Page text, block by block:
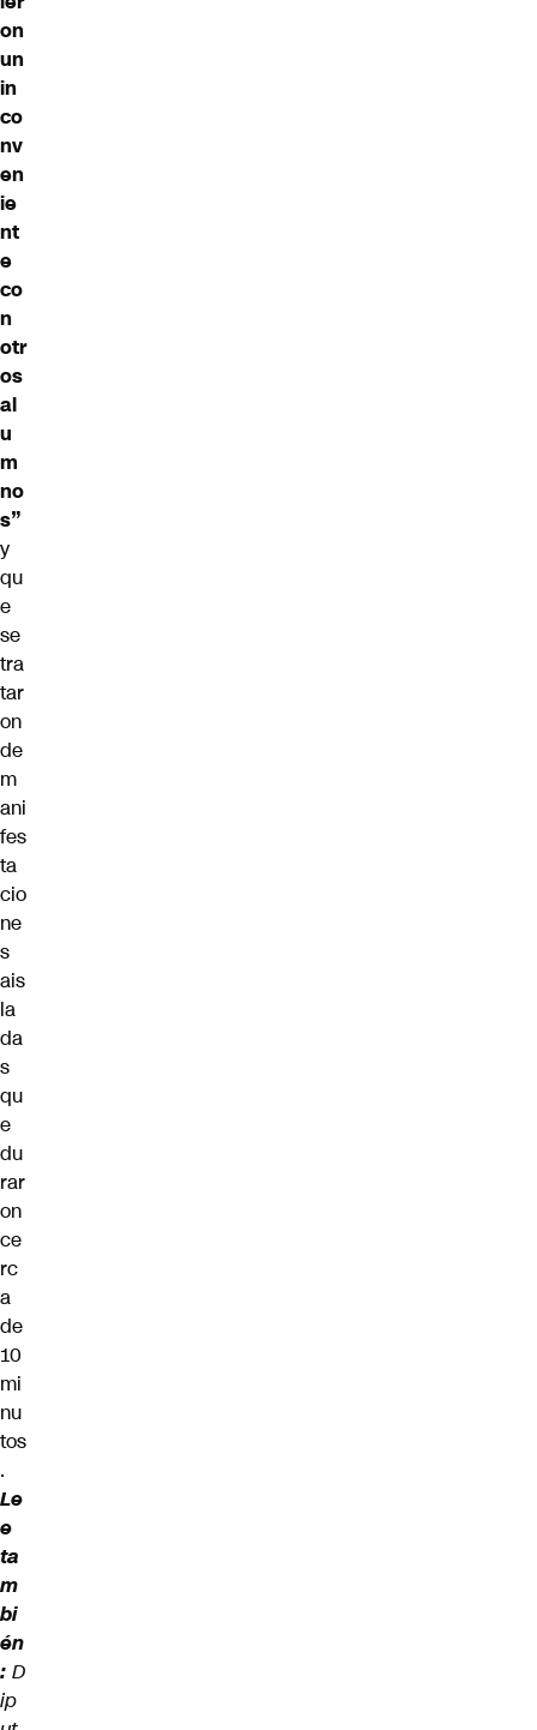
on
un
in
co
nv
en
ie
nt
e
co
n
otr
os
al
u
m
no
s”
y
qu
e
se
tra
tar
on
de
m
ani
fes
ta
cio
ne
s
ais
la
da
s
qu
e
du
rar
on
ce
rc
a
de
10
mi
nu
tos
.
Le
e
ta
m
bi
én
: D
ip